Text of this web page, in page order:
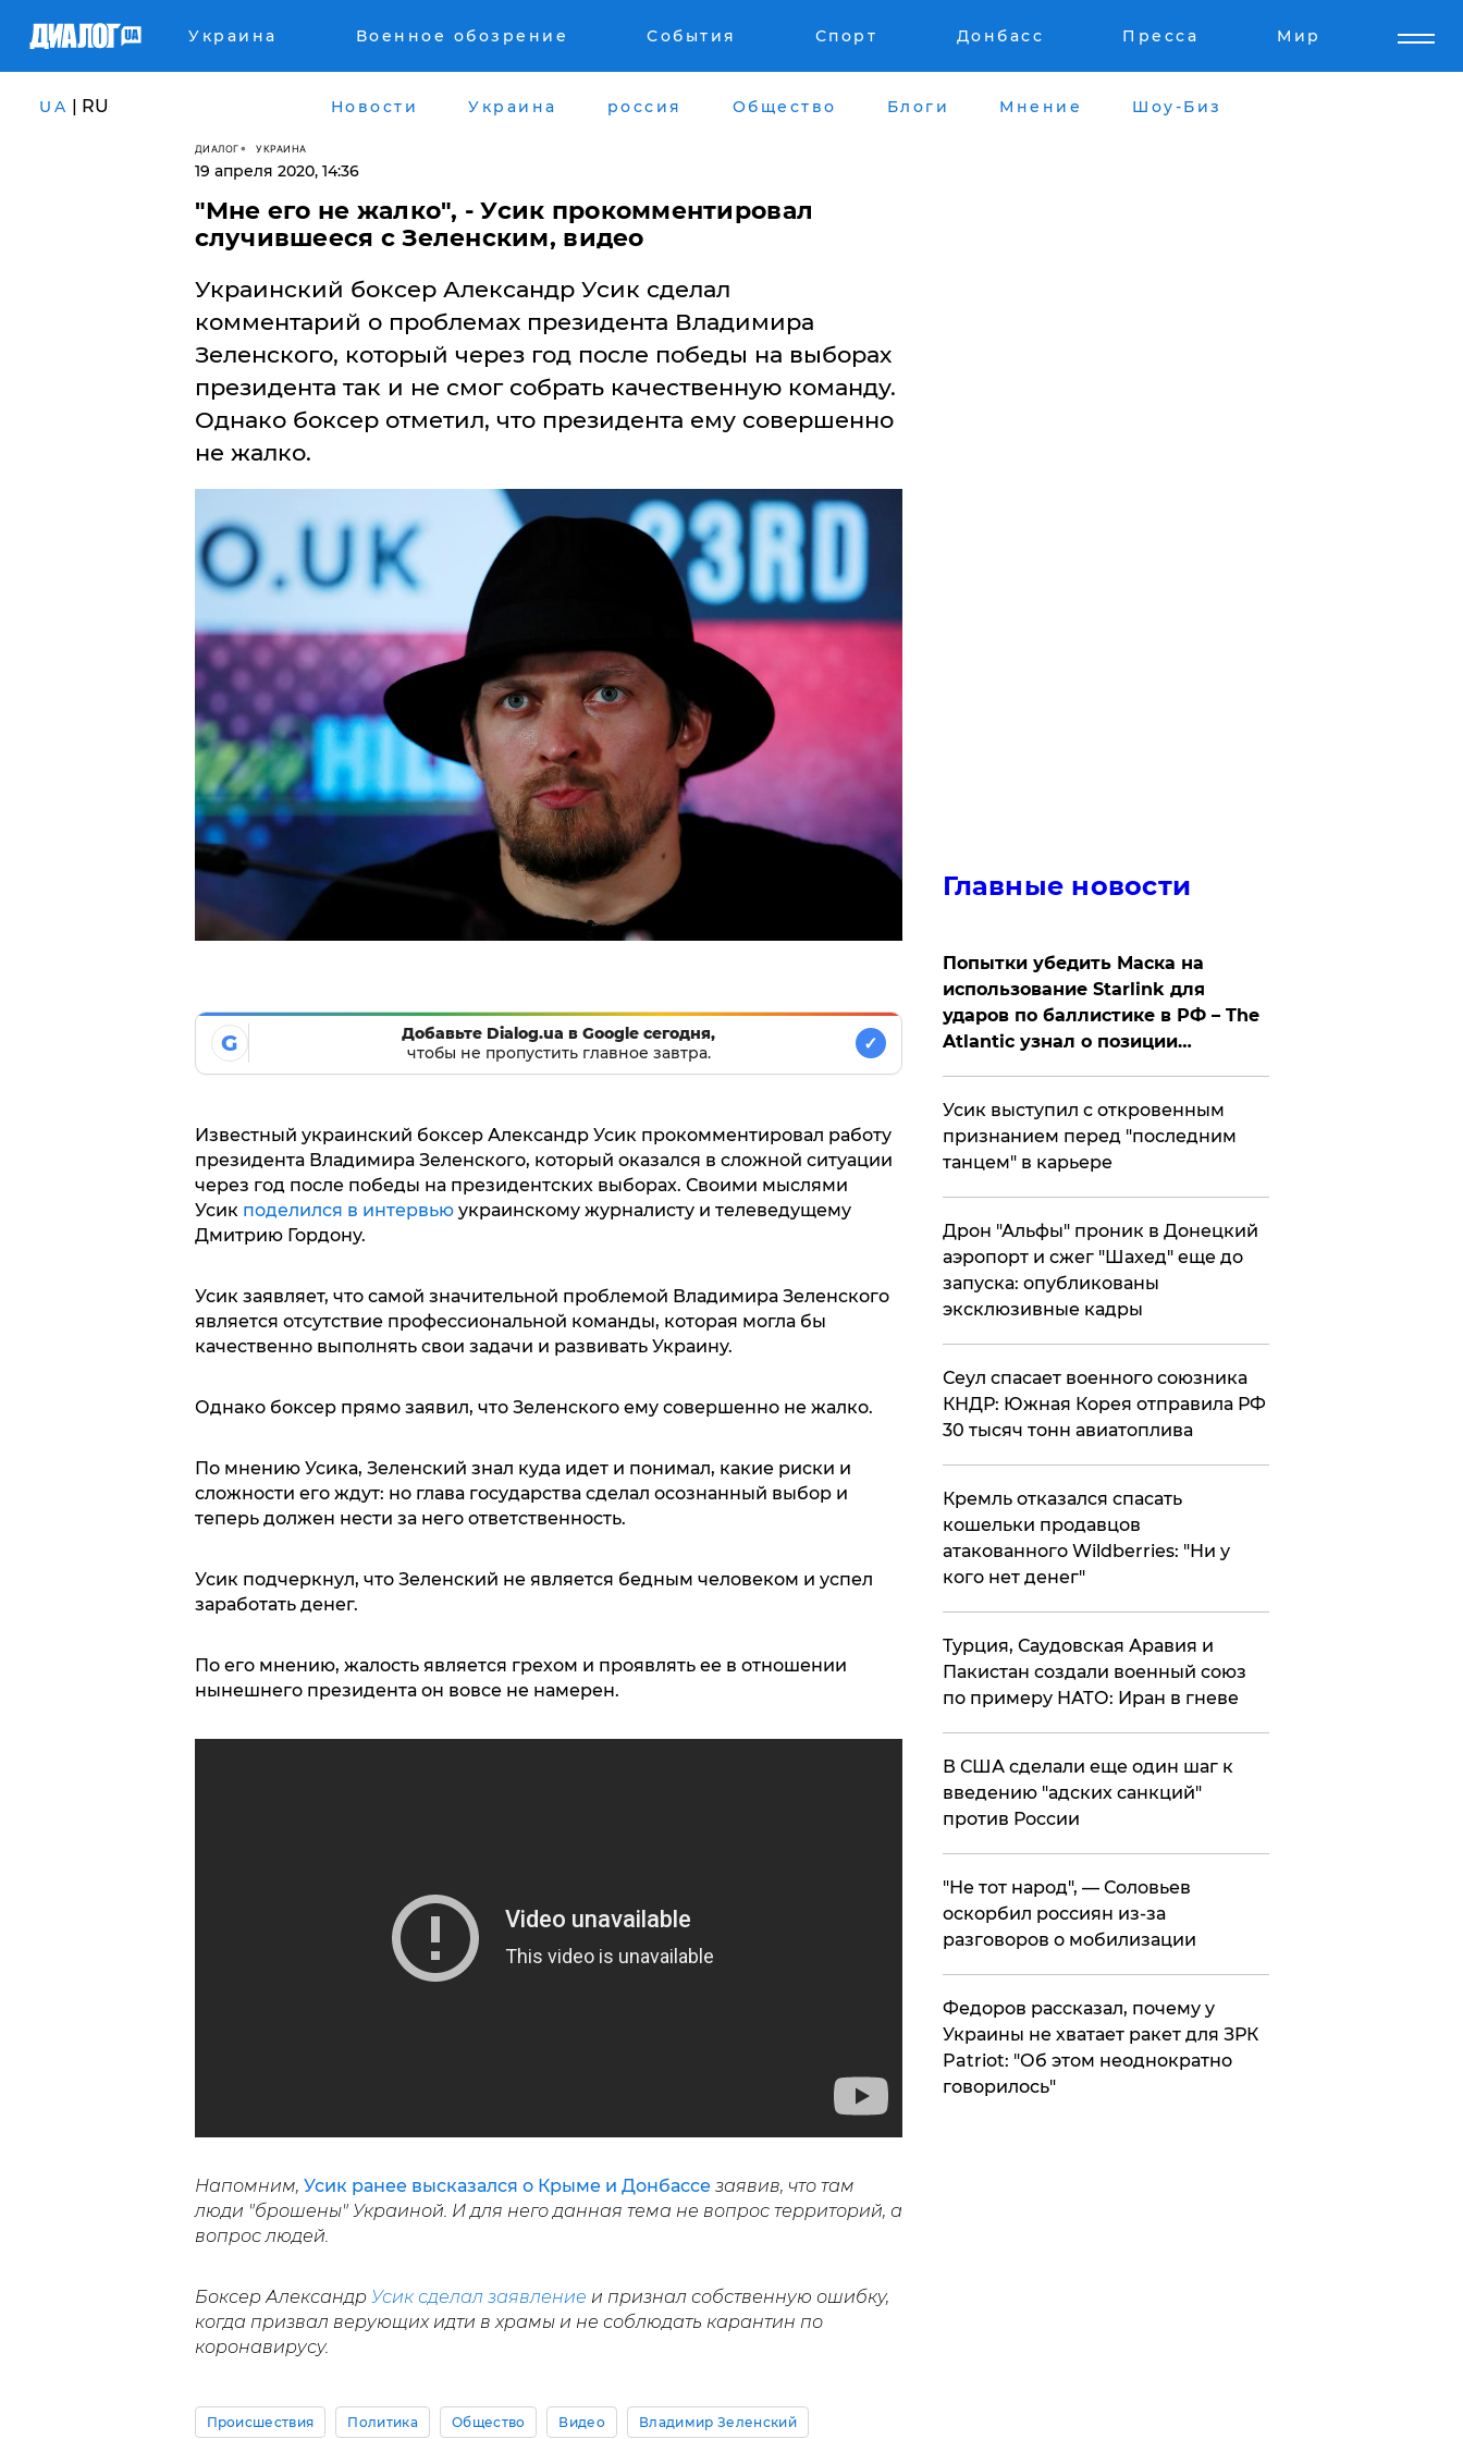
Украина Военное обозрение События Спорт Донбасс Пресса Мир
UA | RU Новости Украина россия Общество Блоги Мнение Шоу-Биз
ДИАЛОГ УКРАИНА
19 апреля 2020, 14:36
"Мне его не жалко", - Усик прокомментировал
случившееся с Зеленским, видео
​Украинский боксер Александр Усик сделал
комментарий о проблемах президента Владимира
Зеленского, который через год после победы на выборах
президента так и не смог собрать качественную команду.
Однако боксер отметил, что президента ему совершенно
не жалко.
G
Добавьте Dialog.ua в Google сегодня,
чтобы не пропустить главное завтра.
✓
Известный украинский боксер Александр Усик прокомментировал работу
президента Владимира Зеленского, который оказался в сложной ситуации
через год после победы на президентских выборах. Своими мыслями
Усик поделился в интервьюукраинскому журналисту и телеведущему
Дмитрию Гордону.
Усик заявляет, что самой значительной проблемой Владимира Зеленского
является отсутствие профессиональной команды, которая могла бы
качественно выполнять свои задачи и развивать Украину.
Однако боксер прямо заявил, что Зеленского ему совершенно не жалко.
По мнению Усика, Зеленский знал куда идет и понимал, какие риски и
сложности его ждут: но глава государства сделал осознанный выбор и
теперь должен нести за него ответственность.
Усик подчеркнул, что Зеленский не является бедным человеком и успел
заработать денег.
По его мнению, жалость является грехом и проявлять ее в отношении
нынешнего президента он вовсе не намерен.
Напомним, Усик ранее высказался о Крыме и Донбассезаявив, что там
люди "брошены" Украиной. И для него данная тема не вопрос территорий, а
вопрос людей.
Боксер АлександрУсик сделал заявление и признал собственную ошибку,
когда призвал верующих идти в храмы и не соблюдать карантин по
коронавирусу.
Происшествия Политика Общество Видео Владимир Зеленский
Главные новости
Попытки убедить Маска на
использование Starlink для
ударов по баллистике в РФ – The
Atlantic узнал о позиции
Усик выступил с откровенным
признанием перед "последним
танцем" в карьере
Дрон "Альфы" проник в Донецкий
аэропорт и сжег "Шахед" еще до
запуска: опубликованы
эксклюзивные кадры
​Сеул спасает военного союзника
КНДР: Южная Корея отправила РФ
30 тысяч тонн авиатоплива
Кремль отказался спасать
кошельки продавцов
атакованного Wildberries: "Ни у
кого нет денег"
Турция, Саудовская Аравия и
Пакистан создали военный союз
по примеру НАТО: Иран в гневе
В США сделали еще один шаг к
введению "адских санкций"
против России
​"Не тот народ", — Соловьев
оскорбил россиян из-за
разговоров о мобилизации
Федоров рассказал, почему у
Украины не хватает ракет для ЗРК
Patriot: "Об этом неоднократно
говорилось"